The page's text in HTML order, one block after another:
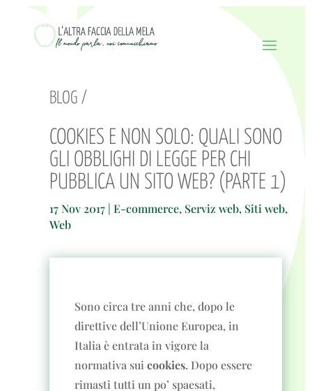
BLOG /
COOKIES E NON SOLO: QUALI SONO
GLI OBBLIGHI DI LEGGE PER CHI
PUBBLICA UN SITO WEB? (PARTE 1)
17 Nov 2017 |E-commerce, Serviz web, Siti web,
Web
Sono circa tre anni che, dopo le
direttive dell’Unione Europea, in
Italia è entrata in vigore la
normativa suicookies. Dopo essere
rimasti tutti un po’ spaesati,